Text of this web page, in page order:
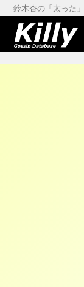
鈴木杏の「太った